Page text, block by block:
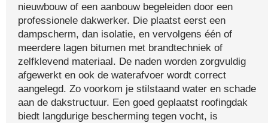
nieuwbouw of een aanbouw begeleiden door een
professionele dakwerker. Die plaatst eerst een
dampscherm, dan isolatie, en vervolgens één of
meerdere lagen bitumen met brandtechniek of
zelfklevend materiaal. De naden worden zorgvuldig
afgewerkt en ook de waterafvoer wordt correct
aangelegd. Zo voorkom je stilstaand water en schade
aan de dakstructuur. Een goed geplaatst roofingdak
biedt langdurige bescherming tegen vocht, is